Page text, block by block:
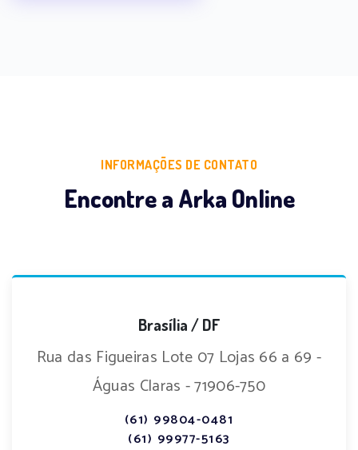
INFORMAÇÕES DE CONTATO
Encontre a Arka Online
Brasília / DF
Rua das Figueiras Lote 07 Lojas 66 a 69 -
Águas Claras - 71906-750
(61) 99804-0481
(61) 99977-5163